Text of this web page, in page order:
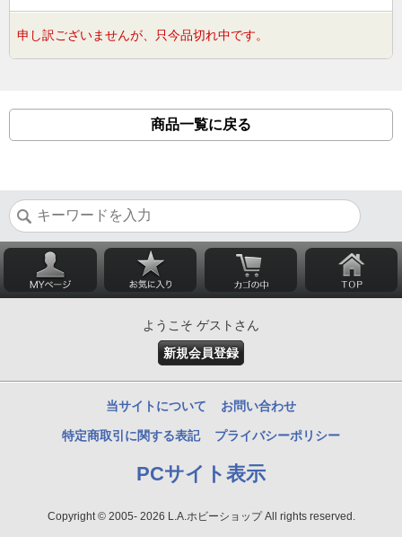
申し訳ございませんが、只今品切れ中です。
商品一覧に戻る
ようこそ ゲストさん
新規会員登録
当サイトについて お問い合わせ
特定商取引に関する表記 プライバシーポリシー
PCサイト表示
Copyright © 2005- 2026 L.A.ホビーショップ All rights reserved.